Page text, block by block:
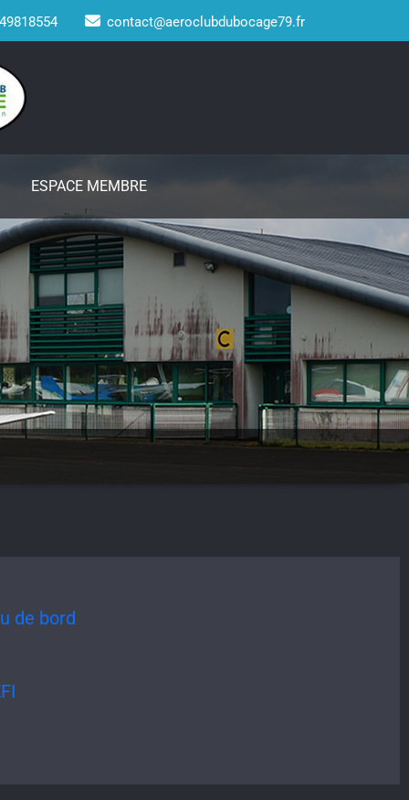
contact@aeroclubdubocage79.fr
ESPACE MEMBRE
de bord